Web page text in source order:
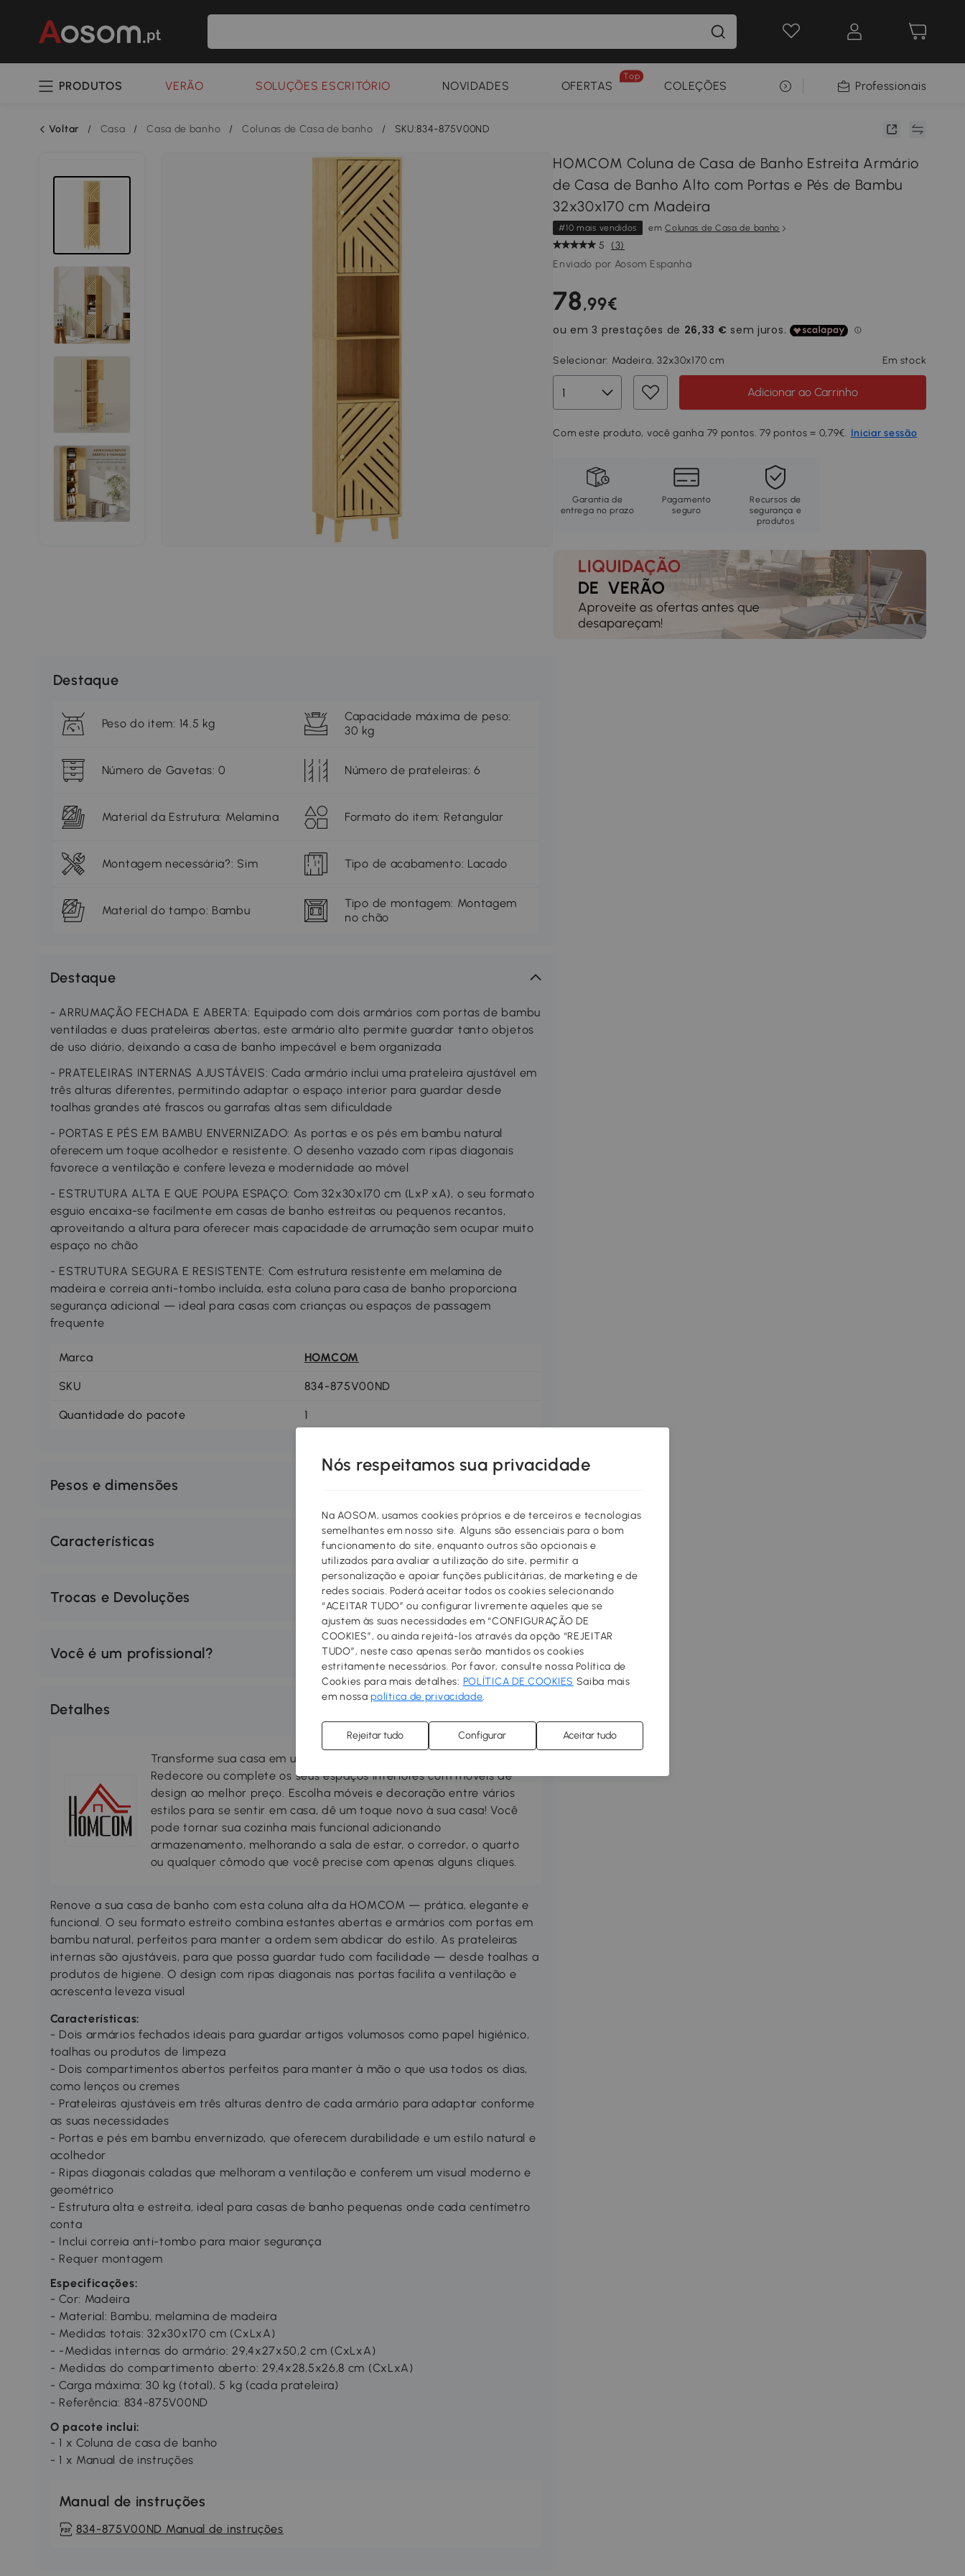
PRODUTOS VERÃO SOLUÇÕES ESCRITÓRIO NOVIDADES OFERTAS
Top
COLEÇÕES SELEÇÃO PREMIUMProfessionais
Voltar / Casa / Casa de banho / Colunas de Casa de banho / SKU:834-875V00ND
HOMCOM Coluna de Casa de Banho Estreita Armário
de Casa de Banho Alto com Portas e Pés de Bambu
32x30x170 cm Madeira
#10 mais vendidos emColunas de Casa de banho
5
(3)
Enviado por Aosom Espanha
78,99€
Selecionar: Madeira, 32x30x170 cm Em stock
Adicionar ao Carrinho
Com este produto, você ganha 79 pontos. 79 pontos = 0,79€. Iniciar sessão
Garantia de
entrega no prazo
Pagamento
seguro
Recursos de
segurança e
produtos
Destaque
Peso do item: 14.5 kg
Capacidade máxima de peso:
30 kg
Número de Gavetas: 0 Número de prateleiras: 6
Material da Estrutura: Melamina Formato do item: Retangular
Montagem necessária?: Sim Tipo de acabamento: Lacado
Material do tampo: Bambu
Tipo de montagem: Montagem
no chão
Destaque
- ARRUMAÇÃO FECHADA E ABERTA: Equipado com dois armários com portas de bambu
ventiladas e duas prateleiras abertas, este armário alto permite guardar tanto objetos
de uso diário, deixando a casa de banho impecável e bem organizada
- PRATELEIRAS INTERNAS AJUSTÁVEIS: Cada armário inclui uma prateleira ajustável em
três alturas diferentes, permitindo adaptar o espaço interior para guardar desde
toalhas grandes até frascos ou garrafas altas sem dificuldade
- PORTAS E PÉS EM BAMBU ENVERNIZADO: As portas e os pés em bambu natural
oferecem um toque acolhedor e resistente. O desenho vazado com ripas diagonais
favorece a ventilação e confere leveza e modernidade ao móvel
- ESTRUTURA ALTA E QUE POUPA ESPAÇO: Com 32x30x170 cm (LxP xA), o seu formato
esguio encaixa-se facilmente em casas de banho estreitas ou pequenos recantos,
aproveitando a altura para oferecer mais capacidade de arrumação sem ocupar muito
espaço no chão
- ESTRUTURA SEGURA E RESISTENTE: Com estrutura resistente em melamina de
madeira e correia anti-tombo incluída, esta coluna para casa de banho proporciona
segurança adicional — ideal para casas com crianças ou espaços de passagem
frequente
Marca HOMCOM
SKU 834-875V00ND
Quantidade do pacote 1
Pesos e dimensões
Características
Trocas e Devoluções
Você é um profissional?
Detalhes
Transforme sua casa em um lar aconchegante e funcional!
Redecore ou complete os seus espaços interiores com móveis de
design ao melhor preço. Escolha móveis e decoração entre vários
estilos para se sentir em casa, dê um toque novo à sua casa! Você
pode tornar sua cozinha mais funcional adicionando
armazenamento, melhorando a sala de estar, o corredor, o quarto
ou qualquer cômodo que você precise com apenas alguns cliques.
Renove a sua casa de banho com esta coluna alta da HOMCOM — prática, elegante e
funcional. O seu formato estreito combina estantes abertas e armários com portas em
bambu natural, perfeitos para manter a ordem sem abdicar do estilo. As prateleiras
internas são ajustáveis, para que possa guardar tudo com facilidade — desde toalhas a
produtos de higiene. O design com ripas diagonais nas portas facilita a ventilação e
acrescenta leveza visual
Características:
- Dois armários fechados ideais para guardar artigos volumosos como papel higiénico,
toalhas ou produtos de limpeza
- Dois compartimentos abertos perfeitos para manter à mão o que usa todos os dias,
como lenços ou cremes
- Prateleiras ajustáveis em três alturas dentro de cada armário para adaptar conforme
as suas necessidades
- Portas e pés em bambu envernizado, que oferecem durabilidade e um estilo natural e
acolhedor
- Ripas diagonais caladas que melhoram a ventilação e conferem um visual moderno e
geométrico
- Estrutura alta e estreita, ideal para casas de banho pequenas onde cada centímetro
conta
- Inclui correia anti-tombo para maior segurança
- Requer montagem
Especificações:
- Cor: Madeira
- Material: Bambu, melamina de madeira
- Medidas totais: 32x30x170 cm (CxLxA)
- -Medidas internas do armário: 29,4x27x50,2 cm (CxLxA)
- Medidas do compartimento aberto: 29,4x28,5x26,8 cm (CxLxA)
- Carga máxima: 30 kg (total), 5 kg (cada prateleira)
- Referência: 834-875V00ND
O pacote inclui:
- 1 x Coluna de casa de banho
- 1 x Manual de instruções
Manual de instruções
834-875V00ND Manual de instruções
Nós respeitamos sua privacidade
Na AOSOM, usamos cookies próprios e de terceiros e tecnologias
semelhantes em nosso site. Alguns são essenciais para o bom
funcionamento do site, enquanto outros são opcionais e
utilizados para avaliar a utilização do site, permitir a
personalização e apoiar funções publicitárias, de marketing e de
redes sociais. Poderá aceitar todos os cookies selecionando
“ACEITAR TUDO” ou configurar livremente aqueles que se
ajustem às suas necessidades em “CONFIGURAÇÃO DE
COOKIES”, ou ainda rejeitá-los através da opção “REJEITAR
TUDO”, neste caso apenas serão mantidos os cookies
estritamente necessários. Por favor, consulte nossa Política de
Cookies para mais detalhes: POLÍTICA DE COOKIES Saiba mais
em nossapolítica de privacidade.
Rejeitar tudo Configurar Aceitar tudo